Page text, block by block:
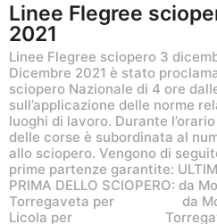
Linee Flegree
2021
Linee Flegree sciopero 3
Dicembre 2021 è stato
sciopero Nazionale di 4 ore
sull’applicazione delle norme
luoghi di lavoro. Durante
delle corse è subordinata al
allo sciopero. Vengono di
prime partenze garantite:
PRIMA DELLO SCIOPERO:
Torregaveta per da
Licola per